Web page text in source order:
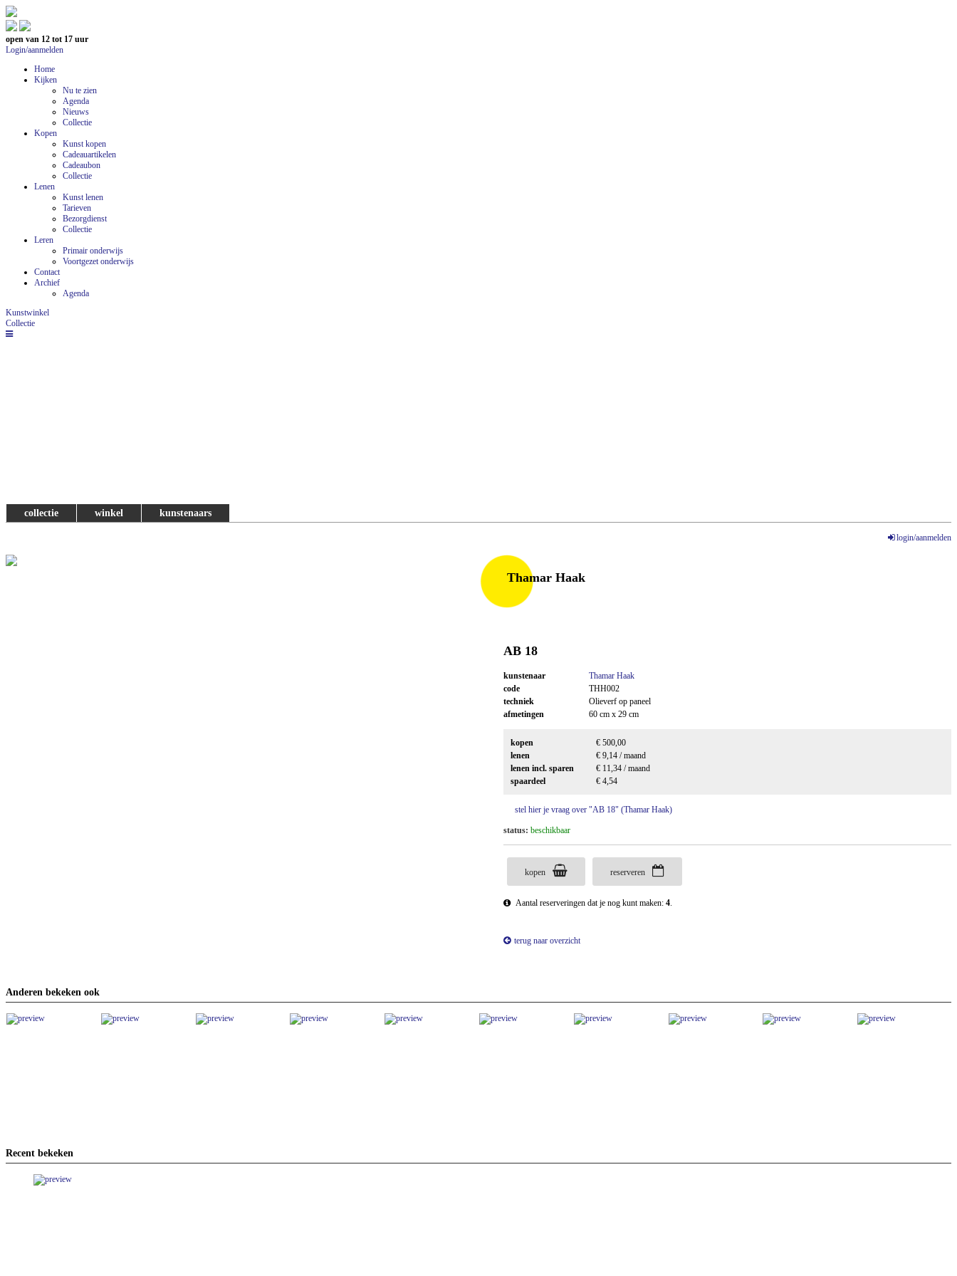
open van 12 tot 17 uur
Login/aanmelden
Home
Kijken
Nu te zien
Agenda
Nieuws
Collectie
Kopen
Kunst kopen
Cadeauartikelen
Cadeaubon
Collectie
Lenen
Kunst lenen
Tarieven
Bezorgdienst
Collectie
Leren
Primair onderwijs
Voortgezet onderwijs
Contact
Archief
Agenda
Kunstwinkel
Collectie
collectie winkel kunstenaars
login/aanmelden
Thamar Haak
AB 18
kunstenaar
Thamar Haak
code
THH002
techniek
Olieverf op paneel
afmetingen
60 cm x 29 cm
kopen
€ 500,00
lenen
€ 9,14 / maand
lenen incl. sparen
€ 11,34 / maand
spaardeel
€ 4,54
stel hier je vraag over "AB 18" (Thamar Haak)
status: beschikbaar
kopen reserveren
Aantal reserveringen dat je nog kunt maken: 4.
terug naar overzicht
Anderen bekeken ook
Recent bekeken